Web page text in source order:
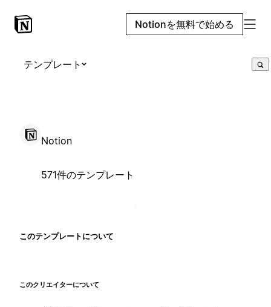
Notionを無料で始める
テンプレート
Notion
571件のテンプレート
このテンプレートについて
このクリエイターについて